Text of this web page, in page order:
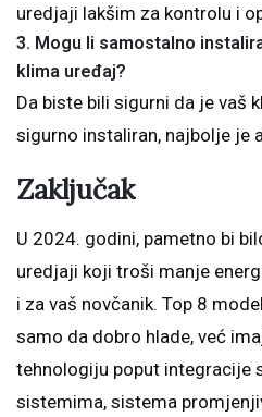
uredjaji lakšim za kontrolu i
3. Mogu li samostalno
klima uređaj?
Da biste bili sigurni da je vaš
sigurno instaliran, najbolje je
Zaključak
U 2024. godini, pametno bi
uredjaji koji troši manje
i za vaš novčanik. Top 8
samo da dobro hlade, već
tehnologiju poput integracije
sistemima, sistema